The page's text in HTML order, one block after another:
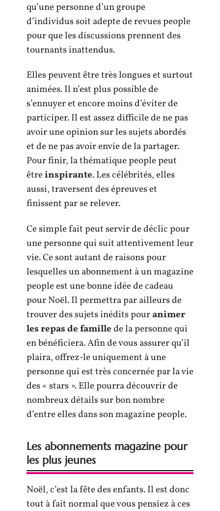
qu’une personne d’un groupe
d’individus soit adepte de revues people
pour que les discussions prennent des
tournants inattendus.
Elles peuvent être très longues et surtout
animées. Il n’est plus possible de
s’ennuyer et encore moins d’éviter de
participer. Il est assez difficile de ne pas
avoir une opinion sur les sujets abordés
et de ne pas avoir envie de la partager.
Pour finir, la thématique people peut
êtreinspirante. Les célébrités, elles
aussi, traversent des épreuves et
finissent par se relever.
Ce simple fait peut servir de déclic pour
une personne qui suit attentivement leur
vie. Ce sont autant de raisons pour
lesquelles un abonnement à un magazine
people est une bonne idée de cadeau
pour Noël. Il permettra par ailleurs de
trouver des sujets inédits pouranimer
les repas de famillede la personne qui
en bénéficiera. Afin de vous assurer qu’il
plaira, offrez-le uniquement à une
personne qui est très concernée par la vie
des « stars ». Elle pourra découvrir de
nombreux détails sur bon nombre
d’entre elles dans son magazine people.
Les abonnements magazine pour
les plus jeunes
Noël, c’est la fête des enfants. Il est donc
tout à fait normal que vous pensiez à ces